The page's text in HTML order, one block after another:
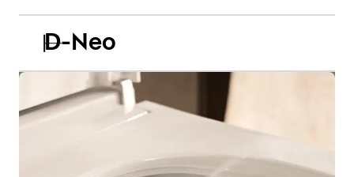
D-Neo